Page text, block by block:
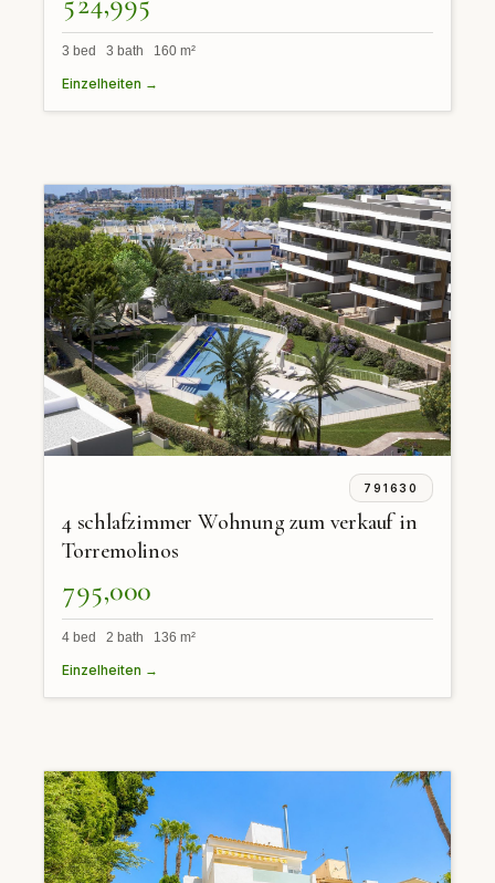
3 bed 3 bath 160 m²
Einzelheiten →
791630
4 schlafzimmer Wohnung zum verkauf in
Torremolinos
795,000
4 bed 2 bath 136 m²
Einzelheiten →